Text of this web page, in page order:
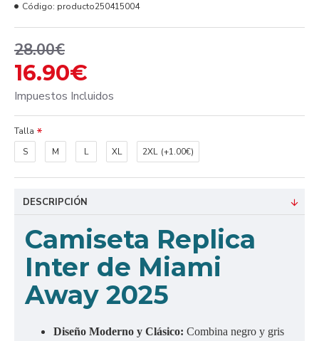
16.90€
28.00€
Impuestos Incluidos
Código: producto250415004
Talla
S
M L XL 2XL (+1.00€)
DESCRIPCIÓN
Camiseta Replica
Inter de Miami
Away 2025
Diseño Moderno y Clásico: Combina negro y gris